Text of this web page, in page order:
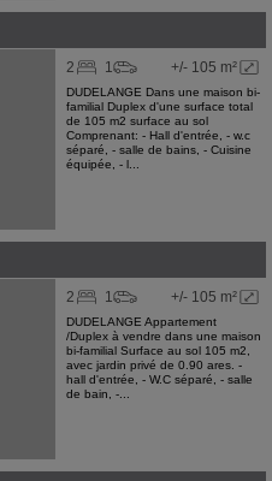
+/- 105 m²
2 1
DUDELANGE Dans une maison bi-
familial Duplex d'une surface total
de 105 m2 surface au sol
Comprenant: - Hall d'entrée, - w.c
séparé, - salle de bains, - Cuisine
équipée, - l...
+/- 105 m²
2 1
DUDELANGE Appartement
/Duplex à vendre dans une maison
bi-familial Surface au sol 105 m2,
avec jardin privé de 0.90 ares. -
hall d'entrée, - W.C séparé, - salle
de bain, -...